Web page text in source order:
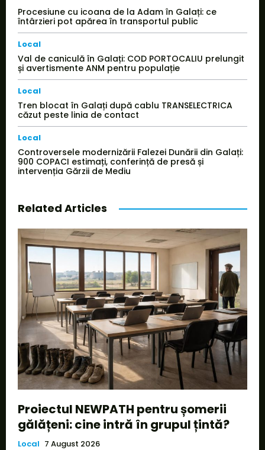
Procesiune cu icoana de la Adam în Galați: ce
întârzieri pot apărea în transportul public
Local
Val de caniculă în Galați: COD PORTOCALIU prelungit
și avertismente ANM pentru populație
Local
Tren blocat în Galați după cablu TRANSELECTRICA
căzut peste linia de contact
Local
Controversele modernizării Falezei Dunării din Galați:
900 COPACI estimați, conferință de presă și
intervenția Gărzii de Mediu
Related Articles
Proiectul NEWPATH pentru șomerii
gălățeni: cine intră în grupul țintă?
Local 7 August 2026